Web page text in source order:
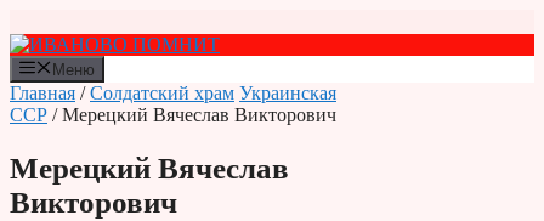
к
содержимому
Меню
Главная /Солдатский храм Украинская
ССР / Мерецкий Вячеслав Викторович
Мерецкий Вячеслав
Викторович